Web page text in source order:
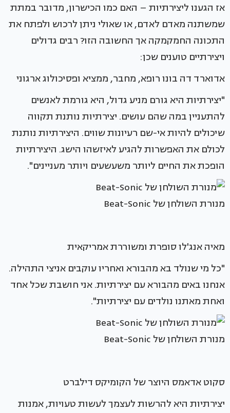
אז הגענו ליצירתיות – האם כמו הכישרון, מדובר במתת
שמשתנה מאדם לאדם, או שאולי ניתן לרכוש ולפתח את
התכונה החמקמקה אך החשובה הזו? רבים גדולים
ויצירתיים טוענים שכן:
אדוארד דה בונו רופא, מחבר, ממציא ופסיכולוג ארגוני
"יצירתיות היא גורם מניע גדול, היא גורמת לאנשים
להתעניין במה שהם עושים. יצירתיות נותנת תקווה
שיכולים להיות אי-שם רעיונות שווים. היצירתיות נותנת
לכולם את האפשרות להגיע לאיזשהו הישג. היצירתיות
הופכת את החיים ליותר משעשעים ויותר מעניינים".
מנורת השולחן של Beat-Sonic
מאיה אנג'לו סופרת ומשוררת אמריקאית
"כל מי שנולד בא מהבורא ואחריו עוקבים אניצי התהילה.
אנחנו באים מהבורא עם יצירתיות. אני חושבת שכל אחד
ואחת מאתנו נולדים עם יצירתיות".
מנורת השולחן של Beat-Sonic
סקוט אדאמס היוצר של הקומיקס דילברט
יצירתיות היא להרשות לעצמך לעשות טעויות, אמנות